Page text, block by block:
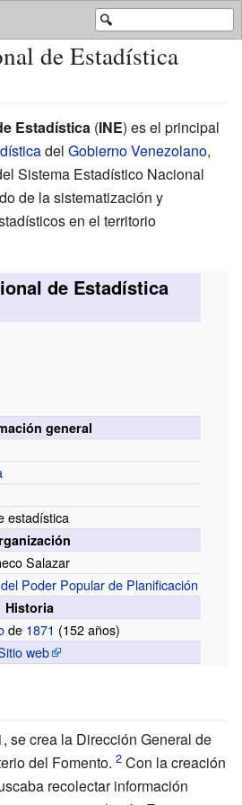
🔍
de Estadística
Estadística (INE) es el principal
del Gobierno Venezolano,
Sistema Estadístico Nacional
de la sistematización y
en el territorio
de Estadística
general
estadística
Salazar
Poder Popular de Planificación
Historia
de 1871 (152años)
web
se crea la Dirección General de
del Fomento.
Con la creación
recolectar información